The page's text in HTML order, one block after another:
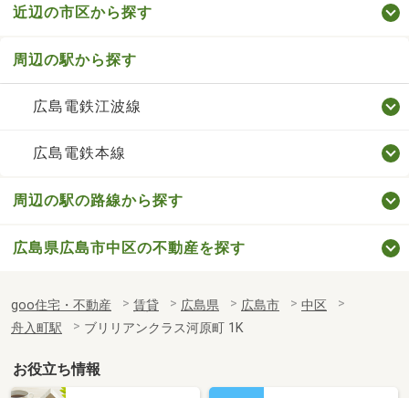
近辺の市区から探す
周辺の駅から探す
広島電鉄江波線
広島電鉄本線
周辺の駅の路線から探す
広島県広島市中区の不動産を探す
goo住宅・不動産 賃貸 広島県 広島市
中区
舟入町駅
ブリリアンクラス河原町 1K
お役立ち情報